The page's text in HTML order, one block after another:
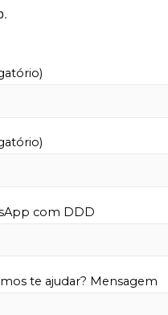
com DDD
te ajudar? Mensagem